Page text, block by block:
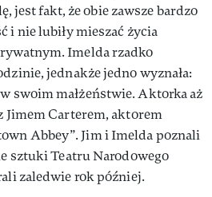
jest fakt, że obie zawsze bardzo
i nie lubiły mieszać życia
Imelda rzadko
jednakże jedno wyznała:
swoim małżeństwie. Aktorka aż
Jimem Carterem, aktorem
Abbey”. Jim i Imelda poznali
sztuki Teatru Narodowego
zaledwie rok później.